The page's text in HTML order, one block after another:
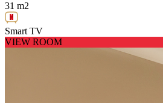
31 m2
Smart TV
VIEW ROOM